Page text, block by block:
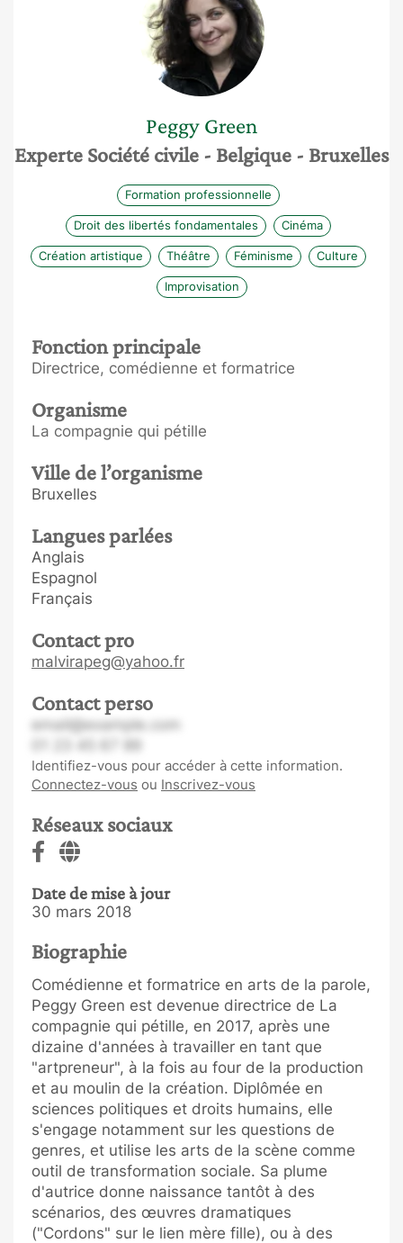
Peggy Green
Experte Société civile - Belgique - Bruxelles
Formation professionnelle
Droit des libertés fondamentales Cinéma
Création artistique Théâtre Féminisme Culture
Improvisation
Fonction principale
Directrice, comédienne et formatrice
Organisme
La compagnie qui pétille
Ville de l’organisme
Bruxelles
Langues parlées
Anglais
Espagnol
Français
Contact pro
malvirapeg@yahoo.fr
Contact perso
email@example.com
Identifiez-vous pour accéder à cette information.
Connectez-vous ou Inscrivez-vous
Réseaux sociaux
Date de mise à jour
30 mars 2018
Biographie
Comédienne et formatrice en arts de la parole,
Peggy Green est devenue directrice de La
compagnie qui pétille, en 2017, après une
dizaine d'années à travailler en tant que
"artpreneur", à la fois au four de la production
et au moulin de la création. Diplômée en
sciences politiques et droits humains, elle
s'engage notamment sur les questions de
genres, et utilise les arts de la scène comme
outil de transformation sociale. Sa plume
d'autrice donne naissance tantôt à des
scénarios, des œuvres dramatiques
("Cordons" sur le lien mère fille), ou à des